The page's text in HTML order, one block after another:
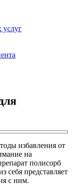
услуг
избавления от
на
полисорб
себя представляет
с ним.